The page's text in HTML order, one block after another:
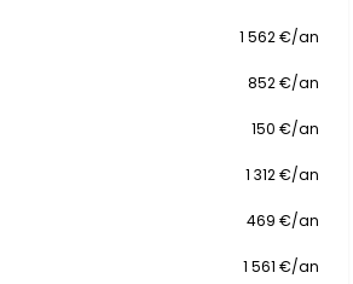
1 562 €/an
852 €/an
150 €/an
1 312 €/an
469 €/an
1 561 €/an